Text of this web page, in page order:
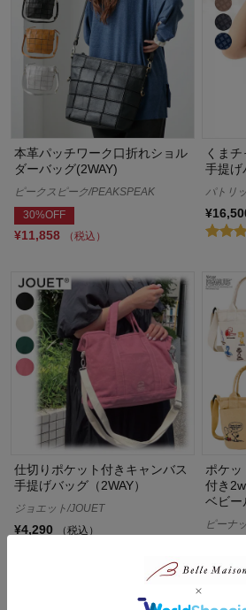
本革パッチワーク口折れショル
ダーバッグ(2WAY)
ピークスピーク/PEAKSPEAK
30%OFF
¥11,858 （税込）
くま
手提げ
パトリ
仕切りポケット付きキャンバス
手提げバッグ（2WAY）
ジョエット/JOUET
¥4,290 （税込）
ポケッ
付き
ベビー
ピーナ
¥3,696